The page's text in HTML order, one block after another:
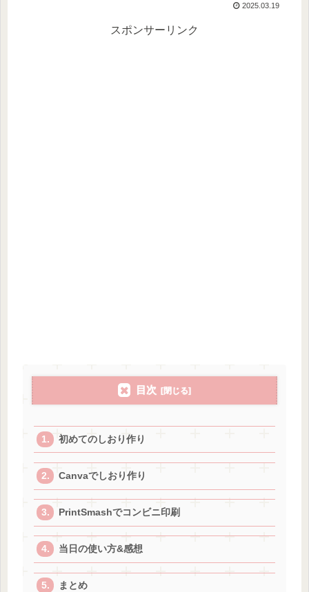
2025.03.19
スポンサーリンク
目次
初めてのしおり作り
Canvaでしおり作り
PrintSmashでコンビニ印刷
当日の使い方&感想
まとめ